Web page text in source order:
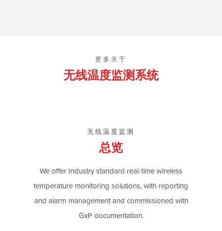
更多关于
无线温度监测系统
无线温度监测
总览
We offer Industry standard real-time wireless
temperature monitoring solutions, with reporting
and alarm management and commissioned with
GxP documentation.